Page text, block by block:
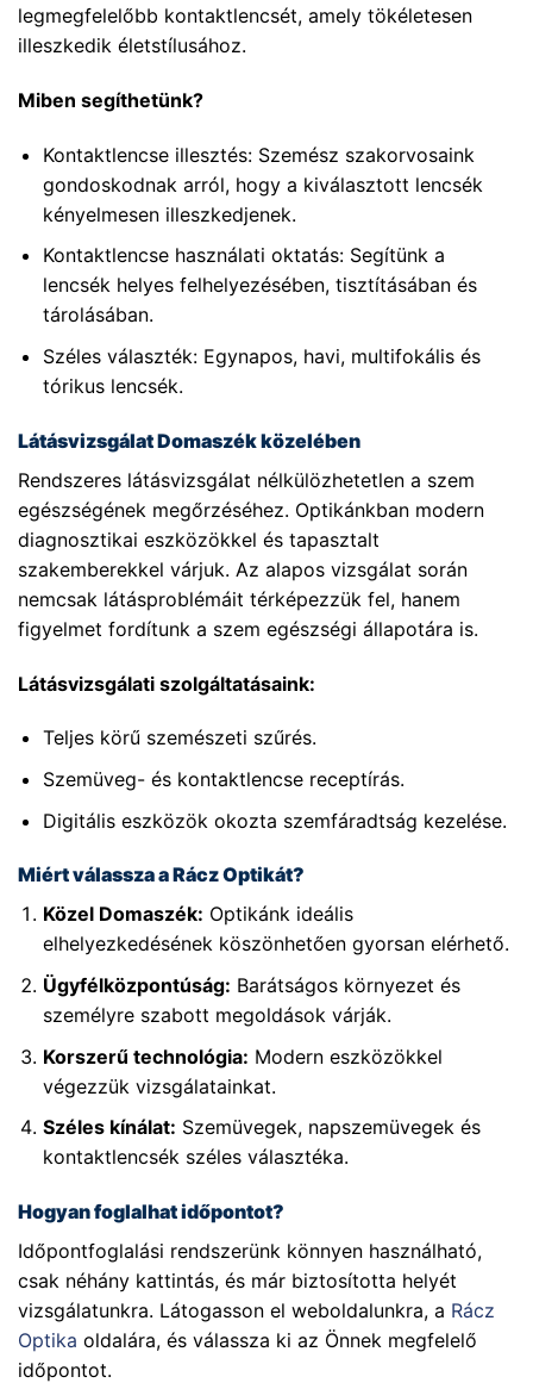
legmegfelelőbb kontaktlencsét, amely tökéletesen
illeszkedik életstílusához.
Miben segíthetünk?
Kontaktlencse illesztés: Szemész szakorvosaink
gondoskodnak arról, hogy a kiválasztott lencsék
kényelmesen illeszkedjenek.
Kontaktlencse használati oktatás: Segítünk a
lencsék helyes felhelyezésében, tisztításában és
tárolásában.
Széles választék: Egynapos, havi, multifokális és
tórikus lencsék.
Látásvizsgálat Domaszék közelében
Rendszeres látásvizsgálat nélkülözhetetlen a szem
egészségének megőrzéséhez. Optikánkban modern
diagnosztikai eszközökkel és tapasztalt
szakemberekkel várjuk. Az alapos vizsgálat során
nemcsak látásproblémáit térképezzük fel, hanem
figyelmet fordítunk a szem egészségi állapotára is.
Látásvizsgálati szolgáltatásaink:
Teljes körű szemészeti szűrés.
Szemüveg- és kontaktlencse receptírás.
Digitális eszközök okozta szemfáradtság kezelése.
Miért válassza a Rácz Optikát?
Közel Domaszék: Optikánk ideális
elhelyezkedésének köszönhetően gyorsan elérhető.
Ügyfélközpontúság: Barátságos környezet és
személyre szabott megoldások várják.
Korszerű technológia: Modern eszközökkel
végezzük vizsgálatainkat.
Széles kínálat: Szemüvegek, napszemüvegek és
kontaktlencsék széles választéka.
Hogyan foglalhat időpontot?
Időpontfoglalási rendszerünk könnyen használható,
csak néhány kattintás, és már biztosította helyét
vizsgálatunkra. Látogasson el weboldalunkra, a Rácz
Optika oldalára, és válassza ki az Önnek megfelelő
időpontot.